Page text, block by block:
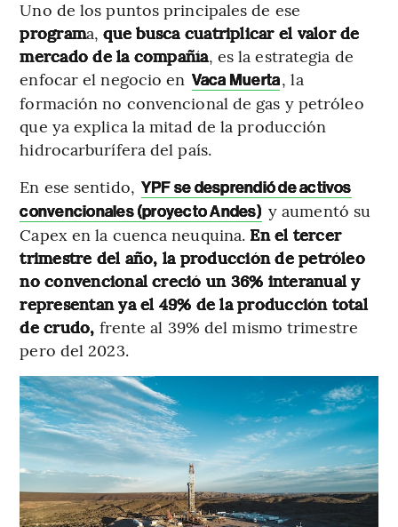
Uno de los puntos principales de ese
programa,que busca cuatriplicar el valor de
mercado de la compañía, es la estrategia de
enfocar el negocio en Vaca Muerta, la
formación no convencional de gas y petróleo
que ya explica la mitad de la producción
hidrocarburífera del país.
En ese sentido, YPF se desprendió de activos
convencionales (proyecto Andes) y aumentó su
Capex en la cuenca neuquina. En el tercer
trimestre del año, la producción de petróleo
no convencional creció un 36% interanual y
representan ya el 49% de la producción total
de crudo, frente al 39% del mismo trimestre
pero del 2023.